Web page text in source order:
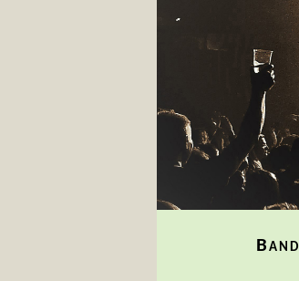
überspringenBand